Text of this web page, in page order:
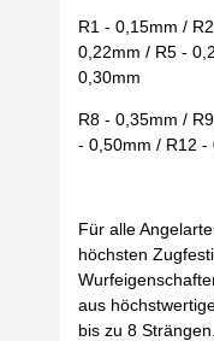
R1 - 0,15mm /
0,22mm / R5 -
0,30mm
R8 - 0,35mm /
- 0,50mm / R12 -
Für alle
höchsten
aus
bis zu 8 Strängen.